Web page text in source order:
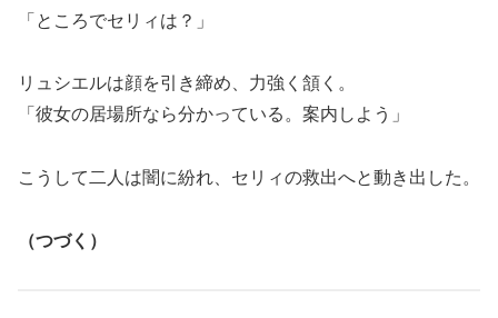
「ところでセリィは？」
リュシエルは顔を引き締め、力強く頷く。
「彼女の居場所なら分かっている。案内しよう」
こうして二人は闇に紛れ、セリィの救出へと動き出した。
（つづく）